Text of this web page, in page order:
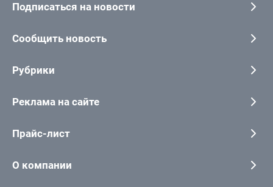
Подписаться на новости
Сообщить новость
Рубрики
Реклама на сайте
Прайс-лист
О компании